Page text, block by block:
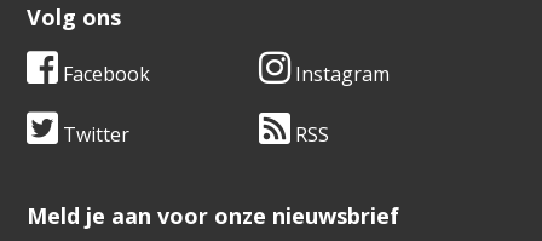
Volg ons
Facebook Instagram
Twitter RSS
​​​​​​​Meld je aan voor onze nieuwsbrief